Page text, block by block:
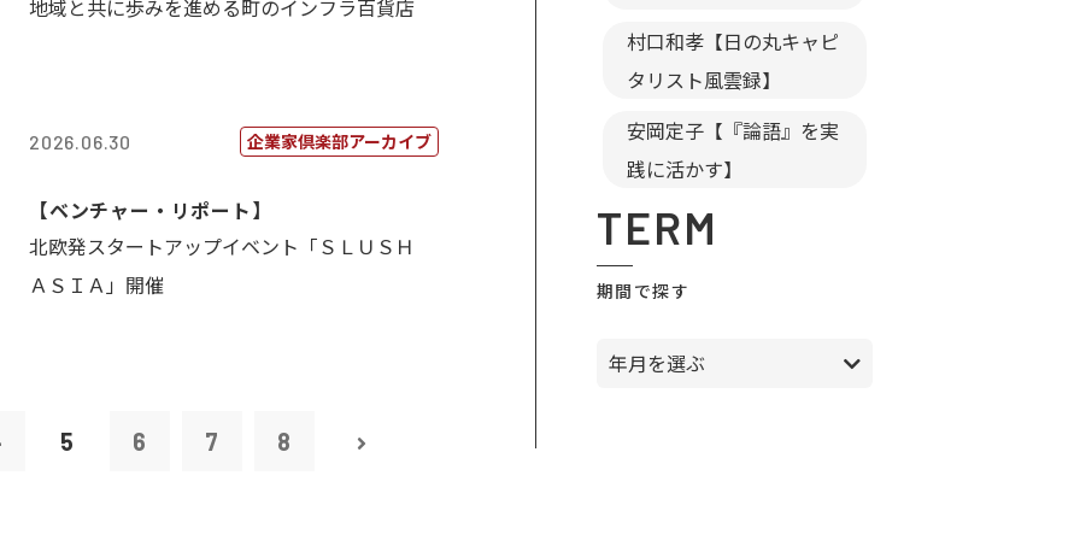
地域と共に歩みを進める町のインフラ百貨店
2026.06.30 企業家倶楽部アーカイブ
【ベンチャー・リポート】
北欧発スタートアップイベント「ＳＬＵＳＨ
ＡＳＩＡ」開催
5 6 7 8
村口和孝【日の丸キャピ
タリスト風雲録】
安岡定子【『論語』を実
践に活かす】
TERM
期間で探す
年月を選ぶ